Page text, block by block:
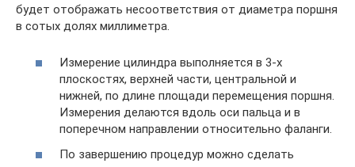
будет отображать несоответствия от диаметра поршня
в сотых долях миллиметра.
Измерение цилиндра выполняется в 3-х
плоскостях, верхней части, центральной и
нижней, по длине площади перемещения поршня.
Измерения делаются вдоль оси пальца и в
поперечном направлении относительно фаланги.
По завершению процедур можно сделать